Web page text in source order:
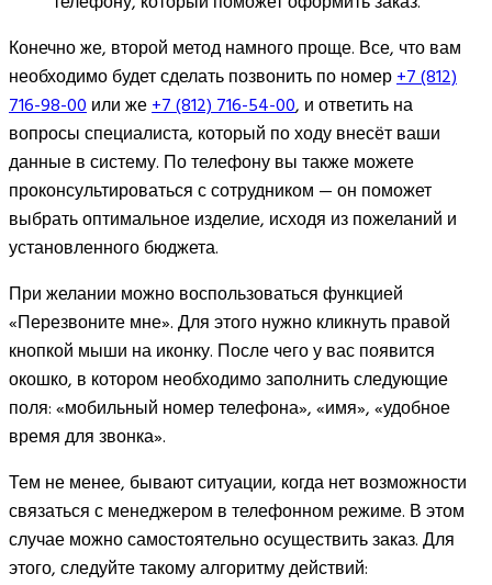
Конечно же, второй метод намного проще. Все, что вам
необходимо будет сделать позвонить по номер+7 (812)
716-98-00или же+7 (812) 716-54-00, и ответить на
вопросы специалиста, который по ходу внесёт ваши
данные в систему. По телефону вы также можете
проконсультироваться с сотрудником — он поможет
выбрать оптимальное изделие, исходя из пожеланий и
установленного бюджета.
При желании можно воспользоваться функцией
«Перезвоните мне». Для этого нужно кликнуть правой
кнопкой мыши на иконку. После чего у вас появится
окошко, в котором необходимо заполнить следующие
поля: «мобильный номер телефона», «имя», «удобное
время для звонка».
Тем не менее, бывают ситуации, когда нет возможности
связаться с менеджером в телефонном режиме. В этом
случае можно самостоятельно осуществить заказ. Для
этого, следуйте такому алгоритму действий: